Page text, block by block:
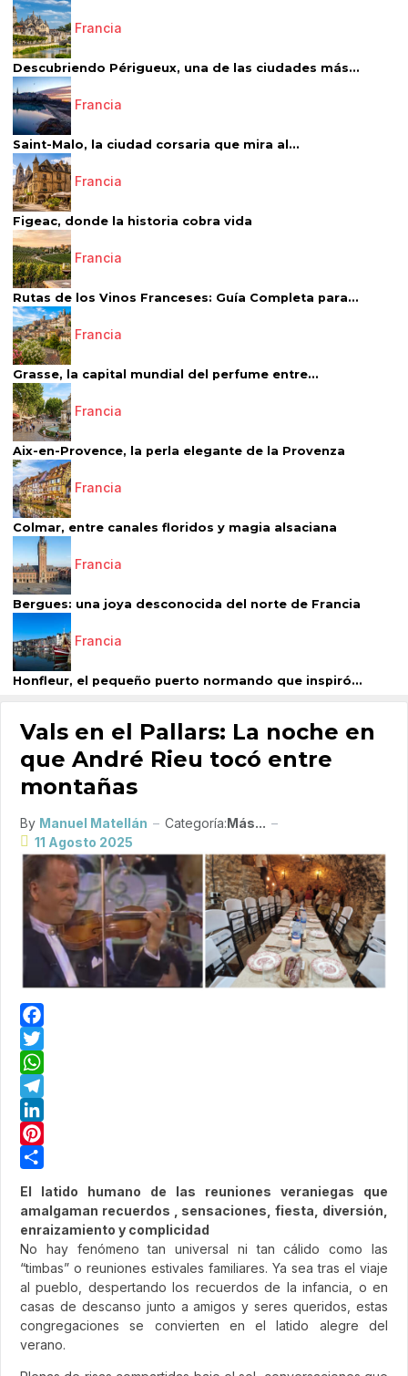
Francia
Descubriendo Périgueux, una de las ciudades más...
Francia
Saint-Malo, la ciudad corsaria que mira al...
Francia
Figeac, donde la historia cobra vida
Francia
Rutas de los Vinos Franceses: Guía Completa para...
Francia
Grasse, la capital mundial del perfume entre...
Francia
Aix-en-Provence, la perla elegante de la Provenza
Francia
Colmar, entre canales floridos y magia alsaciana
Francia
Bergues: una joya desconocida del norte de Francia
Francia
Honfleur, el pequeño puerto normando que inspiró...
Vals en el Pallars: La noche en
que André Rieu tocó entre
montañas
By Manuel Matellán Categoría:Más...
11 Agosto 2025
Facebook
Twitter
WhatsApp
Telegram
LinkedIn
Pinterest
El latido humano de las reuniones veraniegas que
amalgaman recuerdos , sensaciones, fiesta, diversión,
enraizamiento y complicidad
No hay fenómeno tan universal ni tan cálido como las
“timbas” o reuniones estivales familiares. Ya sea tras el viaje
al pueblo, despertando los recuerdos de la infancia, o en
casas de descanso junto a amigos y seres queridos, estas
congregaciones se convierten en el latido alegre del
verano.